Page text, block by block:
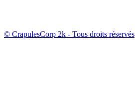
© CrapulesCorp 2k - Tous droits réservés